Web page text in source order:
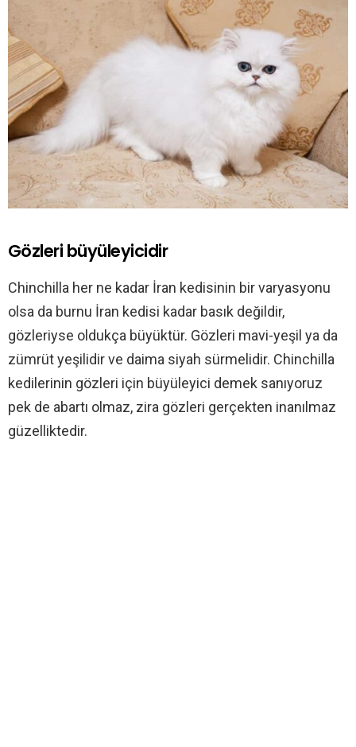
Gözleri büyüleyicidir
Chinchilla her ne kadar İran kedisinin bir varyasyonu
olsa da burnu İran kedisi kadar basık değildir,
gözleriyse oldukça büyüktür. Gözleri mavi-yeşil ya da
zümrüt yeşilidir ve daima siyah sürmelidir. Chinchilla
kedilerinin gözleri için büyüleyici demek sanıyoruz
pek de abartı olmaz, zira gözleri gerçekten inanılmaz
güzelliktedir.